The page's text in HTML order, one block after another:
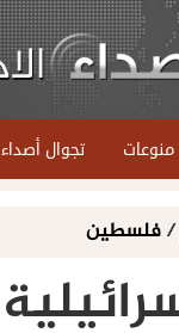
منوعات تجوال أصداء
/فلسطين